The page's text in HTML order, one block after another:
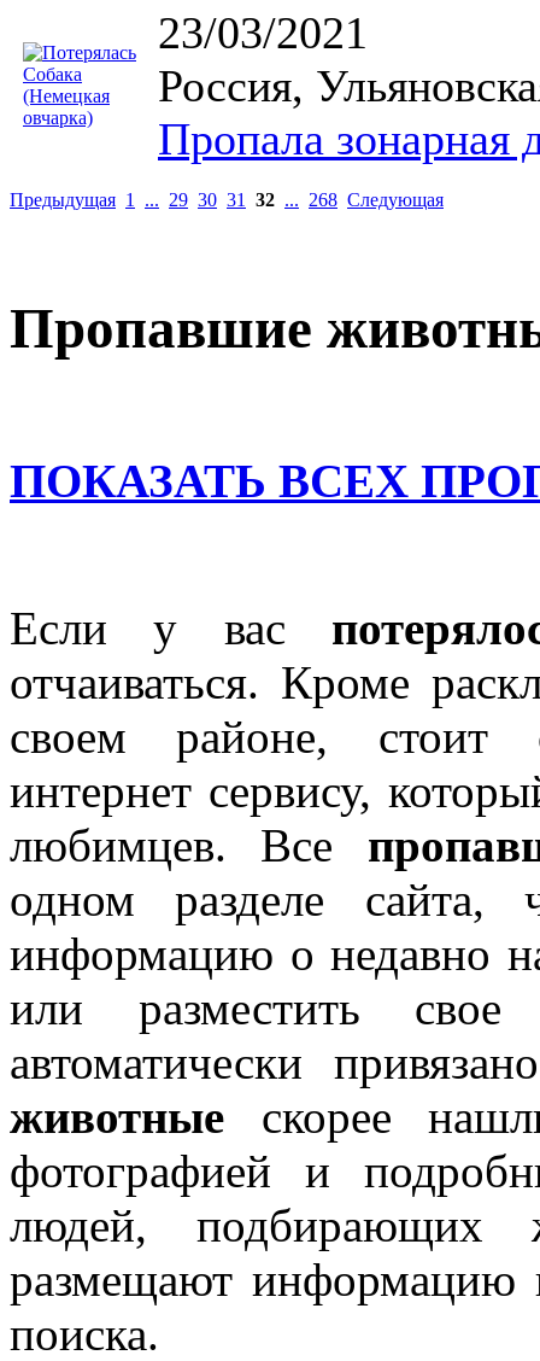
23/03/2021
Россия,
Пропала зонарная
Предыдущая 1 ... 29 30 31 32 ... 268 Следующая
Пропавшие
ПОКАЗАТЬ ВСЕХ
Если у вас
отчаиваться. Кроме
своем районе, стоит
интернет сервису,
любимцев. Все
одном разделе сайта,
информацию о недавно
или разместить свое
автоматически
животные скорее
фотографией и
людей, подбирающих
размещают информацию
поиска.